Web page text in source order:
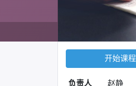
开始课程
负责人
赵静